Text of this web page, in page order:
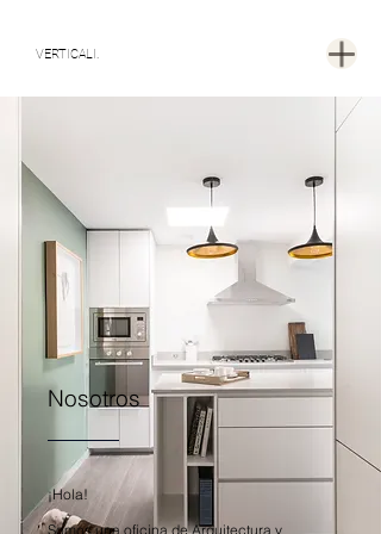
VERTICALI.
Nosotros
¡Hola!
Somos una oficina de Arquitectura y